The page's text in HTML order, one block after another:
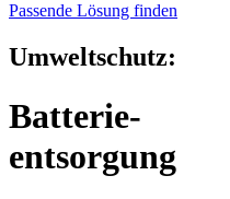
Passende Lösung finden
Umweltschutz:
Batterie-
entsorgung